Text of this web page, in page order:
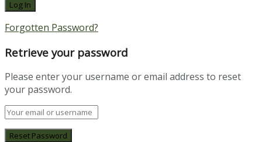
Forgotten Password?
Retrieve your password
Please enter your username or email address to reset
your password.